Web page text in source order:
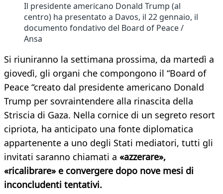
Il presidente americano Donald Trump (al
centro) ha presentato a Davos, il 22 gennaio, il
documento fondativo del Board of Peace /
Ansa
Si riuniranno la settimana prossima, da martedì a
giovedì, gli organi che compongono il “Board of
Peace “creato dal presidente americano Donald
Trump per sovraintendere alla rinascita della
Striscia di Gaza. Nella cornice di un segreto resort
cipriota, ha anticipato una fonte diplomatica
appartenente a uno degli Stati mediatori, tutti gli
invitati saranno chiamati a «azzerare»,
«ricalibrare» e convergere dopo nove mesi di
inconcludenti tentativi.